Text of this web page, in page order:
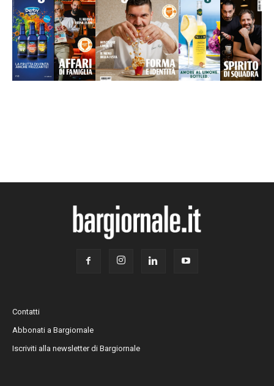
Contatti
Abbonati a Bargiornale
Iscriviti alla newsletter di Bargiornale